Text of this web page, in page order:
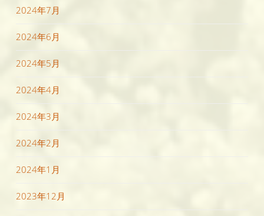
2024年7月
2024年6月
2024年5月
2024年4月
2024年3月
2024年2月
2024年1月
2023年12月